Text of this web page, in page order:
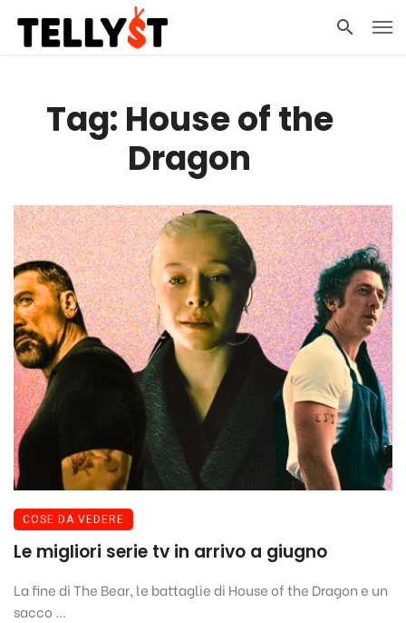
Tag: House of the
Dragon
COSE DA VEDERE
Le migliori serie tv in arrivo a giugno
La fine di The Bear, le battaglie di House of the Dragon e un
sacco ...